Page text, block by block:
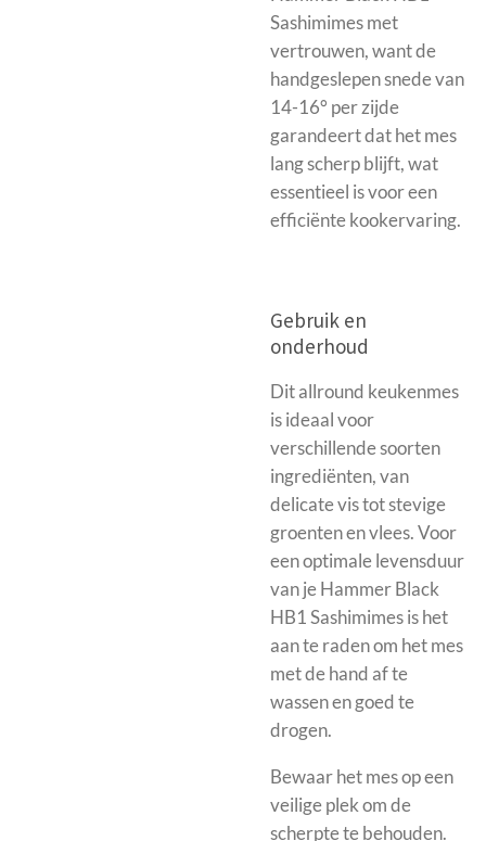
Sashimimes met
vertrouwen, want de
handgeslepen snede van
14-16° per zijde
garandeert dat het mes
lang scherp blijft, wat
essentieel is voor een
efficiënte kookervaring.
Gebruik en
onderhoud
Dit allround keukenmes
is ideaal voor
verschillende soorten
ingrediënten, van
delicate vis tot stevige
groenten en vlees. Voor
een optimale levensduur
van je Hammer Black
HB1 Sashimimes is het
aan te raden om het mes
met de hand af te
wassen en goed te
drogen.
Bewaar het mes op een
veilige plek om de
scherpte te behouden.